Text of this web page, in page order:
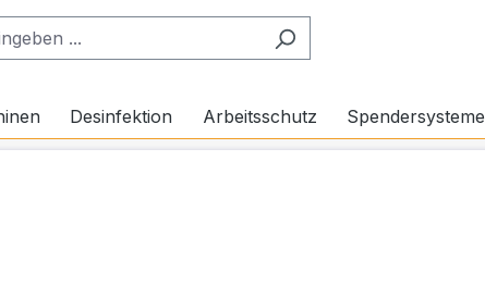
Desinfektion Arbeitsschutz Spendersysteme